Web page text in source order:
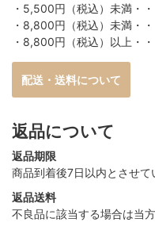
・5,500円（税込）未満・
・8,800円（税込）未満・
・8,800円（税込）以上・
配送・送料について
返品について
返品期限
商品到着後7日以内とさせて
返品送料
不良品に該当する場合は当